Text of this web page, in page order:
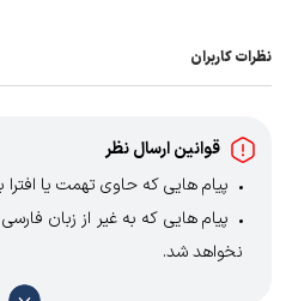
نظرات کاربران
قوانین ارسال نظر
پیام هایی که حاوی تهمت یا
پیام هایی که به غیر از زبان
نخواهد شد.
با توجه به آن که امکان